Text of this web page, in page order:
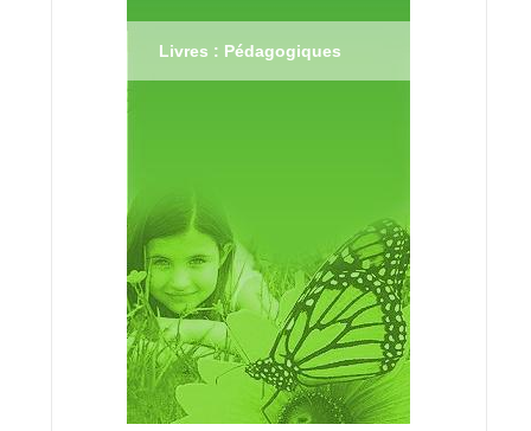
Livres : Pédagogiques